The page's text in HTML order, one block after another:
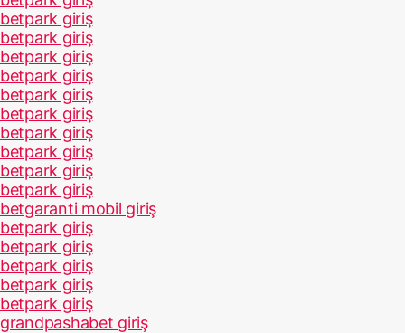
betpark giriş
betpark giriş
betpark giriş
betpark giriş
betpark giriş
betpark giriş
betpark giriş
betpark giriş
betpark giriş
betpark giriş
betgaranti mobil giriş
betpark giriş
betpark giriş
betpark giriş
betpark giriş
betpark giriş
grandpashabet giriş